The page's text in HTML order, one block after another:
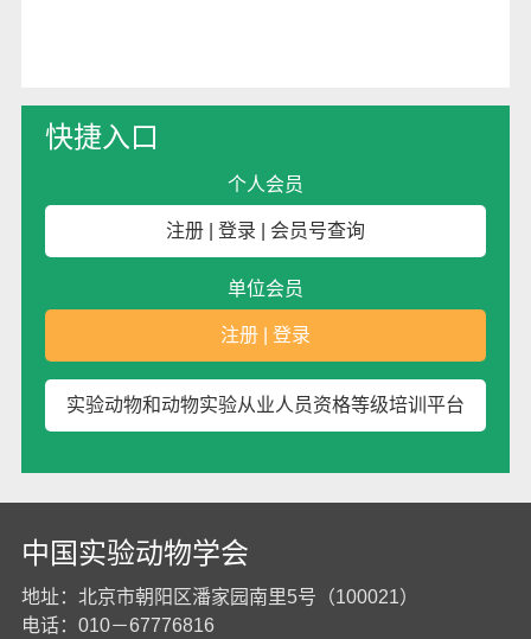
快捷入口
个人会员
注册 登录 会员号查询
单位会员
注册 登录
实验动物和动物实验从业人员资格等级培训平台
中国实验动物学会
地址：北京市朝阳区潘家园南里5号（100021）
电话：010－67776816